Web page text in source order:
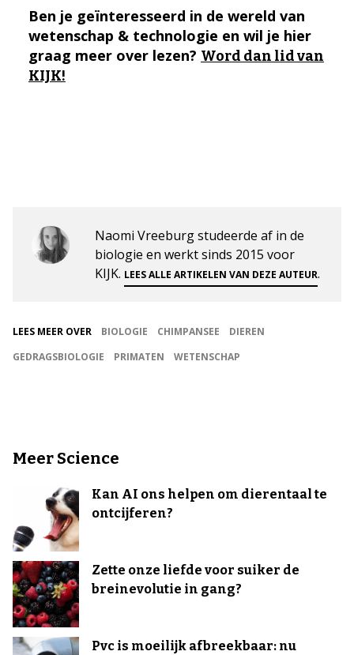
Ben je geïnteresseerd in de wereld van
wetenschap & technologie en wil je hier
graag meer over lezen? Word dan lid van
KIJK!
Naomi Vreeburg studeerde af in de
biologie en werkt sinds 2015 voor
KIJK. LEES ALLE ARTIKELEN VAN DEZE AUTEUR.
LEES MEER OVER BIOLOGIE CHIMPANSEE
DIEREN
GEDRAGSBIOLOGIE
PRIMATEN WETENSCHAP
Meer Science
Kan AI ons helpen om dierentaal te
ontcijferen?
Zette onze liefde voor suiker de
breinevolutie in gang?
Pvc is moeilijk afbreekbaar: nu